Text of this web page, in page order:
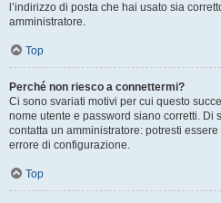
l’indirizzo di posta che hai usato sia
amministratore.
Top
Perché non riesco a connettermi?
Ci sono svariati motivi per cui questo
nome utente e password siano corretti. Di
contatta un amministratore: potresti
errore di configurazione.
Top